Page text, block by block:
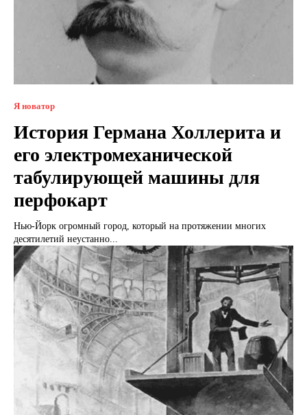
Я новатор
История Германа Холлерита и
его электромеханической
табулирующей машины для
перфокарт
Нью-Йорк огромный город, который на протяжении многих
десятилетий неустанно...